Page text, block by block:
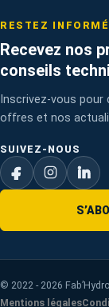
RESTEZ INFORMÉ
Recevez nos
conseils
Inscrivez-vous
offres et nos
SUIVEZ-NOUS
© 2022 - 2026
Mentions légales